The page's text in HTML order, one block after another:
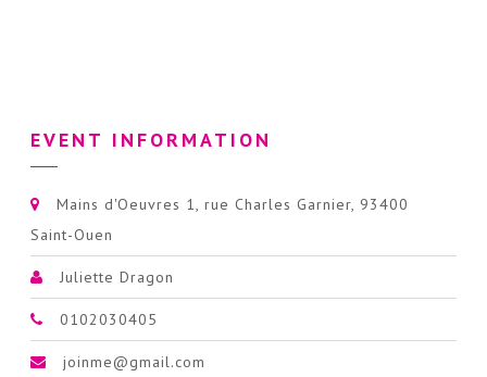
EVENT INFORMATION
Mains d'Oeuvres 1, rue Charles Garnier, 93400
Saint-Ouen
Juliette Dragon
0102030405
joinme@gmail.com